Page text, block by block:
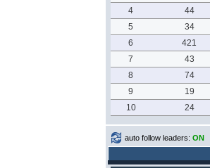
4
44
5
34
6
421
7
43
8
74
9
19
10
24
auto follow leaders: ON